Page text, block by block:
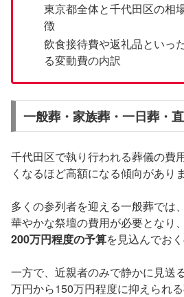
東京都全体と千代田区の相
徴
飲食接待費や返礼品といっ
る変動費の内訳
一般葬・家族葬・一日葬・
千代田区で執り行われる葬儀の費
くなるほど高額になる傾向がありま
多くの参列者を迎える一般葬では
華やかな祭壇の費用が必要となり
200万円程度の予算を見込んでお
一方で、近親者のみで静かに見送
万円から150万円程度に抑えられ